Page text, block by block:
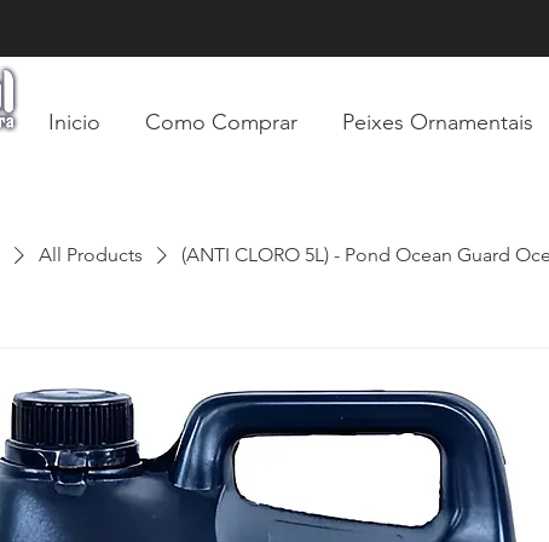
Inicio Como Comprar Peixes Ornamentais
All Products (ANTI CLORO 5L) - Pond Ocean Guard